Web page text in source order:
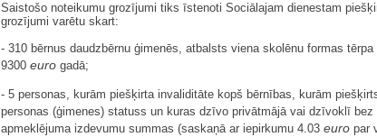
Saistošo noteikumu grozījumi tiks īstenoti Sociālajam dienestam
grozījumi varētu skart:
- 310 bērnus daudzbērnu ģimenēs, atbalsts viena skolēnu formas tērpa
9300 euro gadā;
- 5 personas, kurām piešķirta invaliditāte kopš bērnības, kurām
personas (ģimenes) statuss un kuras dzīvo privātmājā vai dzīvoklī
apmeklējuma izdevumu summas (saskaņā ar iepirkumu 4.03 euro par